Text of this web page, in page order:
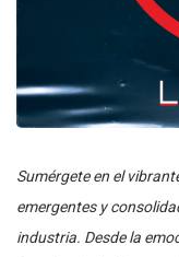
Sumérgete en el
emergentes y
industria. Desde la